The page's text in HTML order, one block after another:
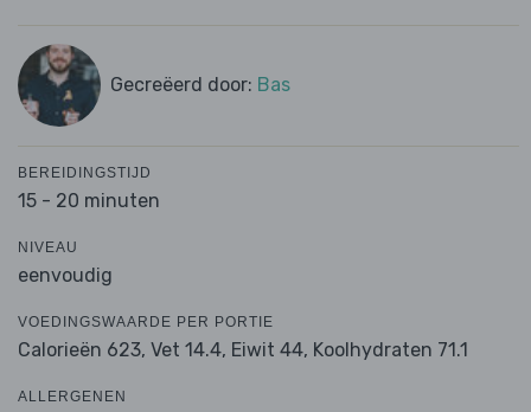
Gecreëerd door: Bas
BEREIDINGSTIJD
15 - 20 minuten
NIVEAU
eenvoudig
VOEDINGSWAARDE PER PORTIE
Calorieën 623, Vet 14.4, Eiwit 44, Koolhydraten 71.1
ALLERGENEN